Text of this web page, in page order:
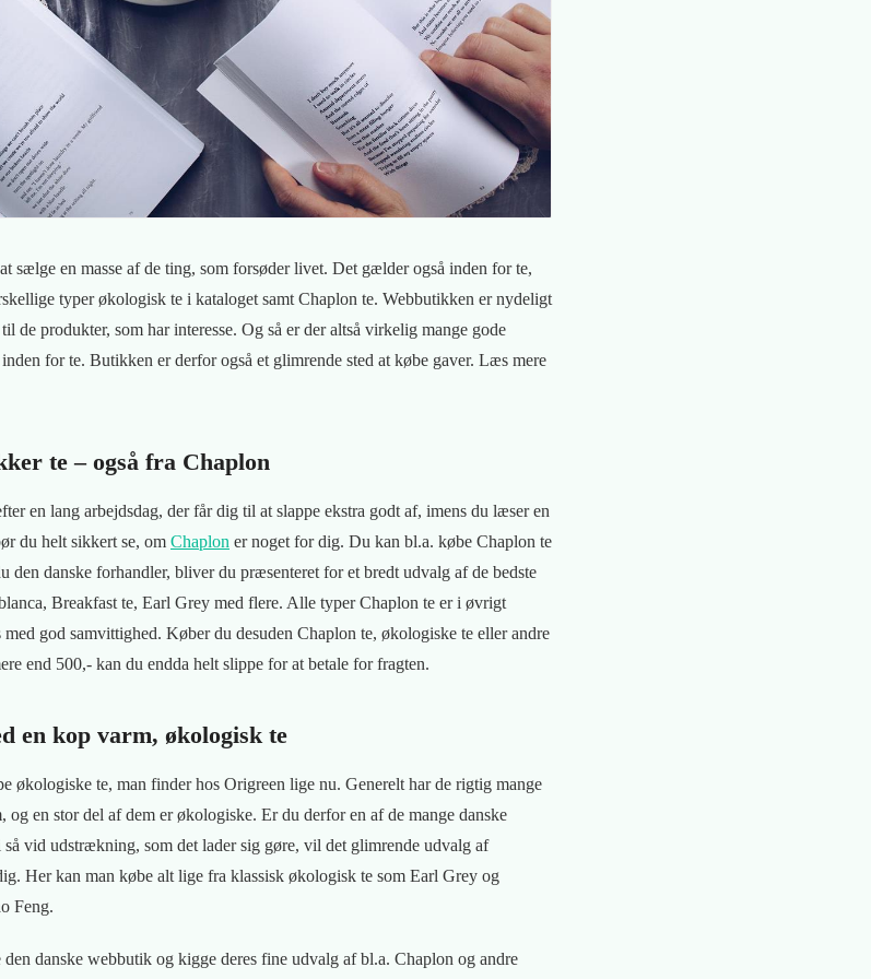
sælge en masse af de ting, som forsøder livet. Det gælder også inden for te,
typer økologisk te i kataloget samt Chaplon te. Webbutikken er nydeligt
de produkter, som har interesse. Og så er der altså virkelig mange gode
for te. Butikken er derfor også et glimrende sted at købe gaver. Læs mere
te – også fra Chaplon
en lang arbejdsdag, der får dig til at slappe ekstra godt af, imens du læser en
du helt sikkert se, om Chaplon er noget for dig. Du kan bl.a. købe Chaplon te
den danske forhandler, bliver du præsenteret for et bredt udvalg af de bedste
Breakfast te, Earl Grey med flere. Alle typer Chaplon te er i øvrigt
god samvittighed. Køber du desuden Chaplon te, økologiske te eller andre
end 500,- kan du endda helt slippe for at betale for fragten.
en kop varm, økologisk te
økologiske te, man finder hos Origreen lige nu. Generelt har de rigtig mange
en stor del af dem er økologiske. Er du derfor en af de mange danske
vid udstrækning, som det lader sig gøre, vil det glimrende udvalg af
Her kan man købe alt lige fra klassisk økologisk te som Earl Grey og
Feng.
danske webbutik og kigge deres fine udvalg af bl.a. Chaplon og andre